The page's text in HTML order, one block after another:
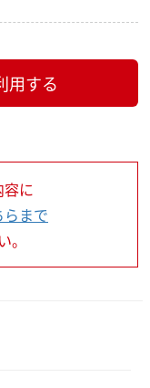
用する
に
らまで